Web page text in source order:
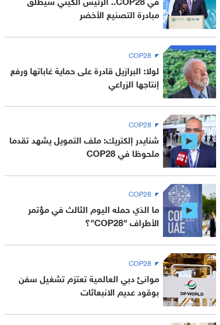
مبادرة التصنيع الأخضر
COP28
لولا: البرازيل قادرة على حماية غاباتها ورفع
إنتاجها الزراعي
COP28
شنايدر إلكتريك: ملف التمويل يشهد تقدما
ملحوظا في COP28
COP28
ما الذي حمله اليوم الثالث في مؤتمر
الأطراف "COP28"؟
COP28
موانئ دبي العالمية تعتزم تشغيل سفن
بوقود عديم الانبعاثات